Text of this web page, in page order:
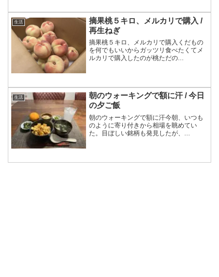
生活
摘果桃５キロ、メルカリで購入 /
再生ねぎ
摘果桃５キロ、メルカリで購入くだもの
を何でもいいからガッツリ食べたくてメ
ルカリで購入したのが桃ただの...
生活
朝のウォーキングで額に汗 / 今日
の夕ご飯
朝のウォーキングで額に汗今朝、いつも
のように寄り付きから相場を眺めてい
た。目ぼしい銘柄も発見したが、...